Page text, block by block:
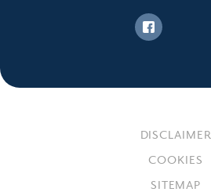
DISCLAIMER
COOKIES
SITEMAP